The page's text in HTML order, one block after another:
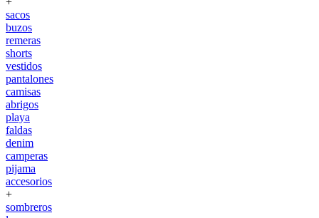
sacos
buzos
remeras
shorts
vestidos
pantalones
camisas
abrigos
playa
faldas
denim
camperas
pijama
accesorios
+
sombreros